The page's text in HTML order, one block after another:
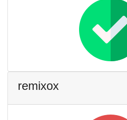
remixox